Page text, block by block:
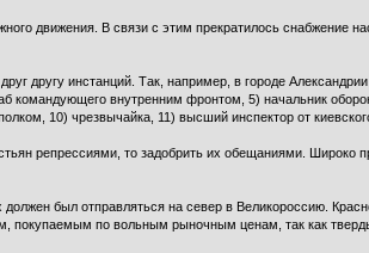
движения. В связи с этим прекратилось снабжение
другу инстанций. Так, например, в городе
командующего внутренним фронтом, 5) начальник
10) чрезвычайка, 11) высший инспектор от
репрессиями, то задобрить их обещаниями. Широко
был отправляться на север в Великороссию.
покупаемым по вольным рыночным ценам, так как